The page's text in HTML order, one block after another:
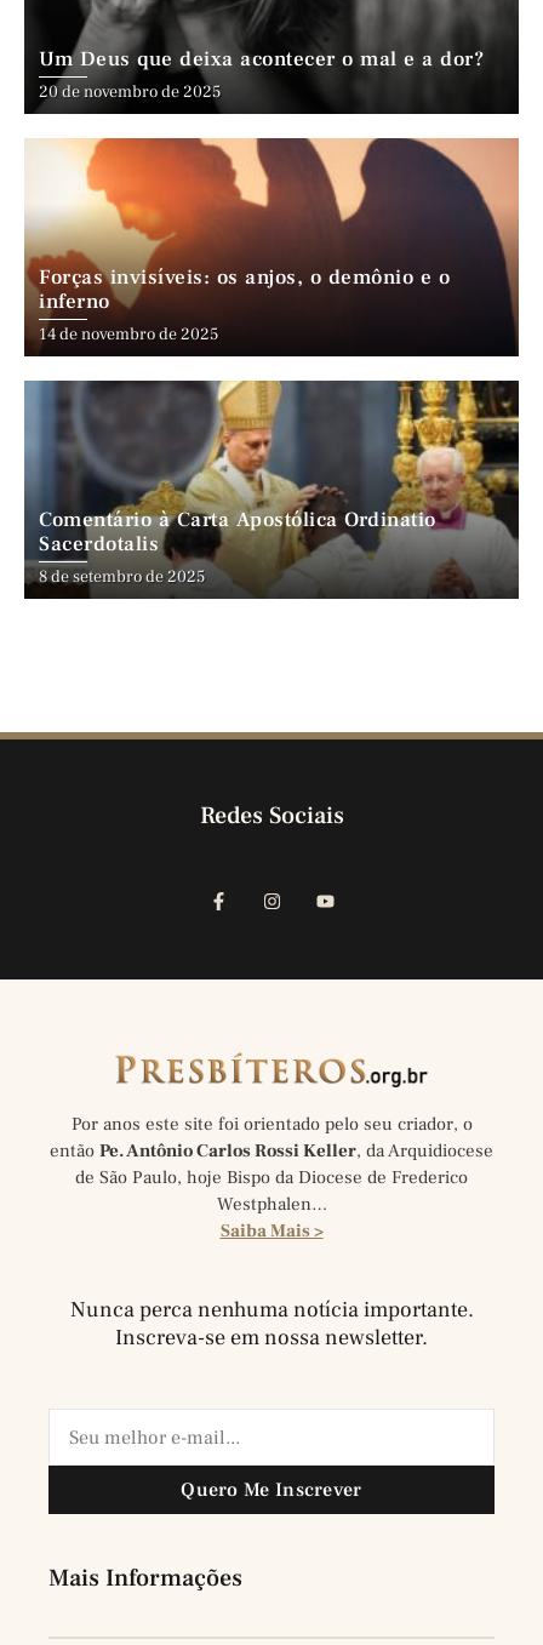
Um Deus que deixa acontecer o mal e a dor?
20 de novembro de 2025
Forças invisíveis: os anjos, o demônio e o
inferno
14 de novembro de 2025
Comentário à Carta Apostólica Ordinatio
Sacerdotalis
8 de setembro de 2025
Redes Sociais
Por anos este site foi orientado pelo seu criador, o
então Pe. Antônio Carlos Rossi Keller, da Arquidiocese
de São Paulo, hoje Bispo da Diocese de Frederico
Westphalen…
Saiba Mais >
Nunca perca nenhuma notícia importante.
Inscreva-se em nossa newsletter.
Quero Me Inscrever
Mais Informações